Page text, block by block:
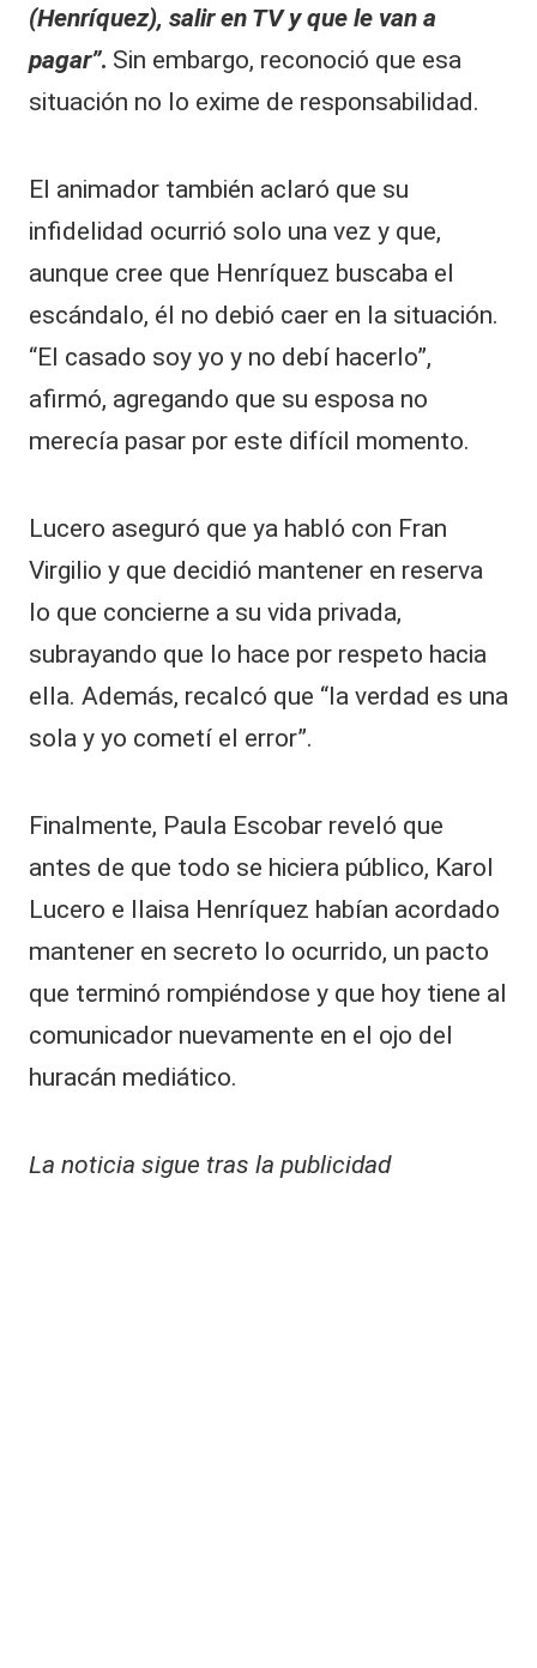
(Henríquez), salir en TV y que le van a
pagar”. Sin embargo, reconoció que esa
situación no lo exime de responsabilidad.
El animador también aclaró que su
infidelidad ocurrió solo una vez y que,
aunque cree que Henríquez buscaba el
escándalo, él no debió caer en la situación.
“El casado soy yo y no debí hacerlo”,
afirmó, agregando que su esposa no
merecía pasar por este difícil momento.
Lucero aseguró que ya habló con Fran
Virgilio y que decidió mantener en reserva
lo que concierne a su vida privada,
subrayando que lo hace por respeto hacia
ella. Además, recalcó que “la verdad es una
sola y yo cometí el error”.
Finalmente, Paula Escobar reveló que
antes de que todo se hiciera público, Karol
Lucero e Ilaisa Henríquez habían acordado
mantener en secreto lo ocurrido, un pacto
que terminó rompiéndose y que hoy tiene al
comunicador nuevamente en el ojo del
huracán mediático.
La noticia sigue tras la publicidad